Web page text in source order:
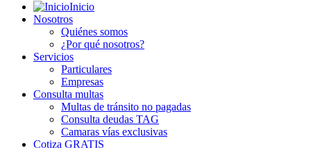
Inicio
Nosotros
Quiénes somos
¿Por qué nosotros?
Servicios
Particulares
Empresas
Consulta multas
Multas de tránsito no pagadas
Consulta deudas TAG
Camaras vías exclusivas
Cotiza GRATIS